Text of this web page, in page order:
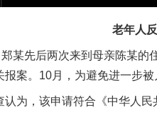
老年人
先后两次来到母亲陈某的
报案。10月，为避免进一步
，该申请符合《中华人民